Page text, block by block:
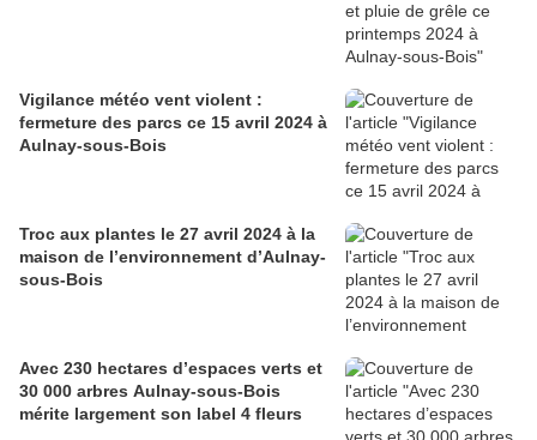
Vigilance météo vent violent :
fermeture des parcs ce 15 avril 2024 à
Aulnay-sous-Bois
Troc aux plantes le 27 avril 2024 à la
maison de l’environnement d’Aulnay-
sous-Bois
Avec 230 hectares d’espaces verts et
30 000 arbres Aulnay-sous-Bois
mérite largement son label 4 fleurs